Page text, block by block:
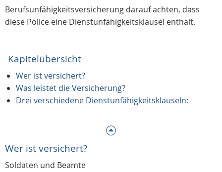
Berufsunfähigkeitsversicherung darauf achten, dass
diese Police eine Dienstunfähigkeitsklausel enthält.
Kapitelübersicht
Wer ist versichert?
Was leistet die Versicherung?
Drei verschiedene Dienstunfähigkeitsklauseln:
Wer ist versichert?
Soldaten und Beamte